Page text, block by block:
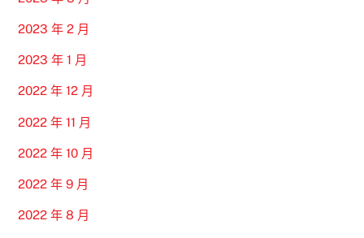
2023 年 2 月
2023 年 1 月
2022 年 12 月
2022 年 11 月
2022 年 10 月
2022 年 9 月
2022 年 8 月